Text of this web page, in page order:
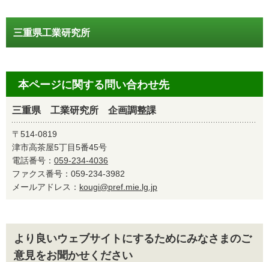
三重県工業研究所
本ページに関する問い合わせ先
三重県 工業研究所 企画調整課
〒514-0819
津市高茶屋5丁目5番45号
電話番号： 059-234-4036
ファクス番号：059-234-3982
メールアドレス： kougi@pref.mie.lg.jp
より良いウェブサイトにするためにみなさまのご
意見をお聞かせください